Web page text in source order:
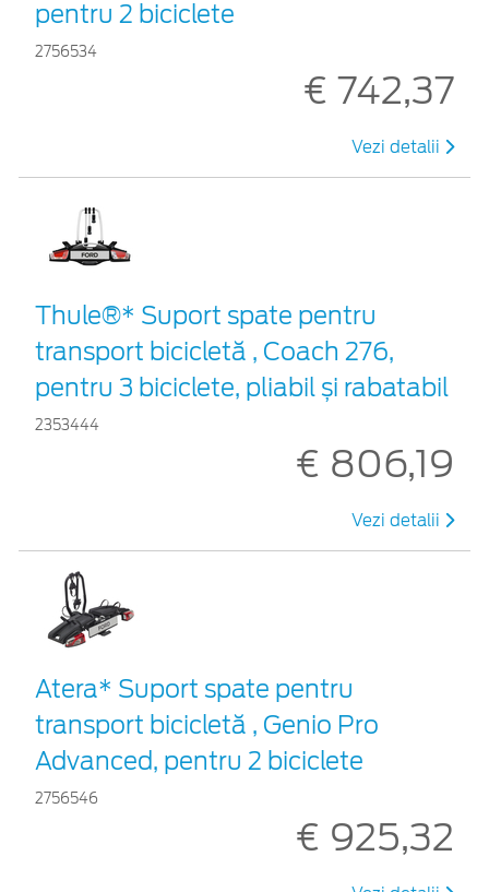
pentru 2 biciclete
2756534
€ 742,37
Vezi detalii
Thule®* Suport spate pentru
transport bicicletă , Coach 276,
pentru 3 biciclete, pliabil și rabatabil
2353444
€ 806,19
Vezi detalii
Atera* Suport spate pentru
transport bicicletă , Genio Pro
Advanced, pentru 2 biciclete
2756546
€ 925,32